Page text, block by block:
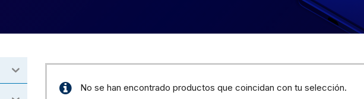
No se han encontrado productos que coincidan con tu selección.